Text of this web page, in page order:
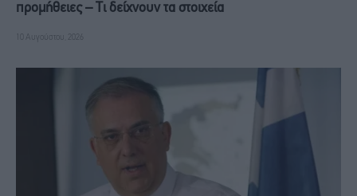
προμήθειες – Τι δείχνουν τα στοιχεία
10 Αυγούστου, 2026